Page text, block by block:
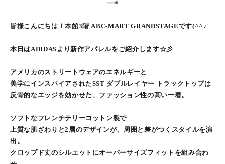
1234
皆様こんにちは！本館3階 ABC-MART GRANDSTAGEです(^^♪
本日はADIDASより新作アパレルをご紹介します☆彡
アメリカのストリートウェアのエネルギーと
美学にインスパイアされたSST ダブルレイヤー トラックトップは
反骨的なエッジを効かせた、ファッション性の高い一着。
ソフトなフレンチテリーコットン製で
上質な肌ざわりと2層のデザインが、周囲と差がつくスタイルを演
出。
クロップド丈のシルエットにオーバーサイズフィットを組み合わ